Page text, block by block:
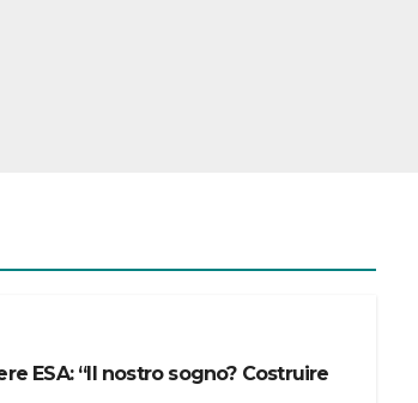
ESA: “Il nostro sogno? Costruire